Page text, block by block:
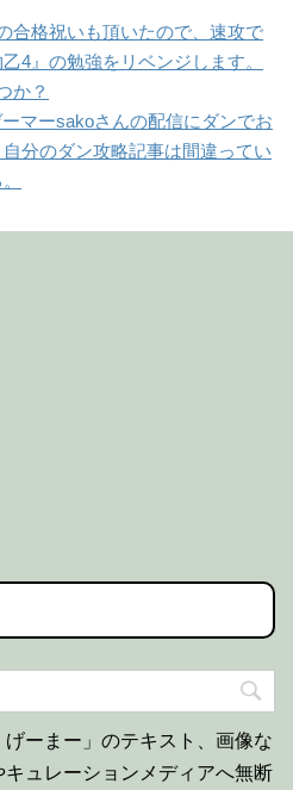
合格祝いも頂いたので、速攻で
4』の勉強をリベンジします。
か？
ーマーsakoさんの配信にダンでお
分のダン攻略記事は間違ってい
ーまー」のテキスト、画像な
ュレーションメディアへ無断